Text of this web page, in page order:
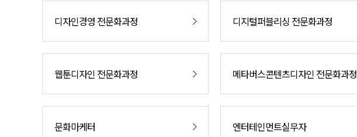
디자인경영 전문화과정 디지털퍼블리싱 전문화과정
웹툰디자인 전문화과정 메타버스콘텐츠디자인 전문화과정
문화마케터 엔터테인먼트실무자